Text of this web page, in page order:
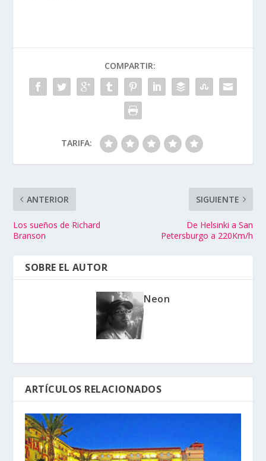
COMPARTIR:
TARIFA:
ANTERIOR
Los sueños de Richard
Branson
SIGUIENTE
De Helsinki a San
Petersburgo a 220Km/h
SOBRE EL AUTOR
Neon
ARTÍCULOS RELACIONADOS